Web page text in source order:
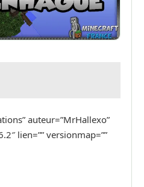
auteur=”MrHallexo”
lien=”” versionmap=””